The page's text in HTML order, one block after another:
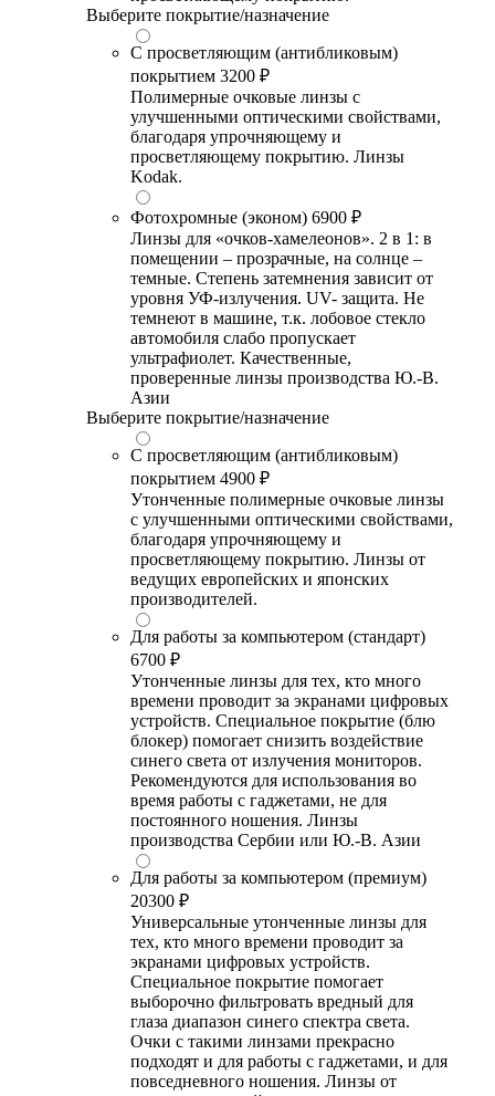
Выберите покрытие/назначение
С просветляющим (антибликовым)
покрытием 3200 ₽
Полимерные очковые линзы с
улучшенными оптическими свойствами,
благодаря упрочняющему и
просветляющему покрытию. Линзы
Kodak.
Фотохромные (эконом) 6900 ₽
Линзы для «очков-хамелеонов». 2 в 1: в
помещении – прозрачные, на солнце –
темные. Степень затемнения зависит от
уровня УФ-излучения. UV- защита. Не
темнеют в машине, т.к. лобовое стекло
автомобиля слабо пропускает
ультрафиолет. Качественные,
проверенные линзы производства Ю.-В.
Азии
Выберите покрытие/назначение
С просветляющим (антибликовым)
покрытием 4900 ₽
Утонченные полимерные очковые линзы
с улучшенными оптическими свойствами,
благодаря упрочняющему и
просветляющему покрытию. Линзы от
ведущих европейских и японских
производителей.
Для работы за компьютером (стандарт)
6700 ₽
Утонченные линзы для тех, кто много
времени проводит за экранами цифровых
устройств. Специальное покрытие (блю
блокер) помогает снизить воздействие
синего света от излучения мониторов.
Рекомендуются для использования во
время работы с гаджетами, не для
постоянного ношения. Линзы
производства Сербии или Ю.-В. Азии
Для работы за компьютером (премиум)
20300 ₽
Универсальные утонченные линзы для
тех, кто много времени проводит за
экранами цифровых устройств.
Специальное покрытие помогает
выборочно фильтровать вредный для
глаза диапазон синего спектра света.
Очки с такими линзами прекрасно
подходят и для работы с гаджетами, и для
повседневного ношения. Линзы от